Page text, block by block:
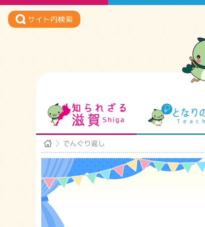
サイト内検索
知られざる滋賀
でんぐり返し